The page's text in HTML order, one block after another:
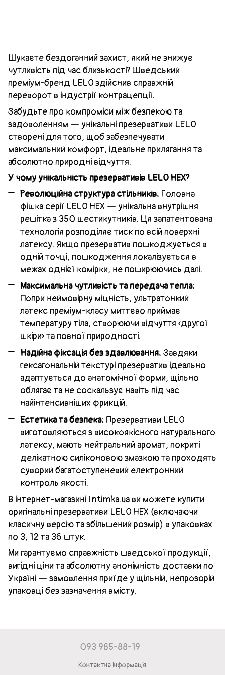
Шукаєте бездоганний захист, який не знижує
чутливість під час близькості? Шведський
преміум-бренд LELO здійснив справжній
переворот в індустрії контрацепції.
Забудьте про компроміси між безпекою та
задоволенням — унікальні презервативи LELO
створені для того, щоб забезпечувати
максимальний комфорт, ідеальне прилягання та
абсолютно природні відчуття.
У чому унікальність презервативів LELO HEX?
Революційна структура стільників: Головна
фішка серії LELO HEX — унікальна внутрішня
решітка з 350 шестикутників. Ця запатентована
технологія розподіляє тиск по всій поверхні
латексу. Якщо презерватив пошкоджується в
одній точці, пошкодження локалізується в
межах однієї комірки, не поширюючись далі.
Максимальна чутливість та передача тепла:
Попри неймовірну міцність, ультратонкий
латекс преміум-класу миттєво приймає
температуру тіла, створюючи відчуття «другої
шкіри» та повної природності.
Надійна фіксація без здавлювання: Завдяки
гексагональній текстурі презерватив ідеально
адаптується до анатомічної форми, щільно
облягає та не соскальзує навіть під час
найінтенсивніших фрикцій.
Естетика та безпека: Презервативи LELO
виготовляються з високоякісного натурального
латексу, мають нейтральний аромат, покриті
делікатною силіконовою змазкою та проходять
суворий багатоступеневий електронний
контроль якості.
В інтернет-магазині Intimka.ua ви можете купити
оригінальні презервативи LELO HEX (включаючи
класичну версію та збільшений розмір) в упаковках
по 3, 12 та 36 штук.
Ми гарантуємо справжність шведської продукції,
вигідні ціни та абсолютну анонімність доставки по
Україні — замовлення приїде у щільній, непрозорій
упаковці без зазначення вмісту.
093 985-88-19
Контактна інформація